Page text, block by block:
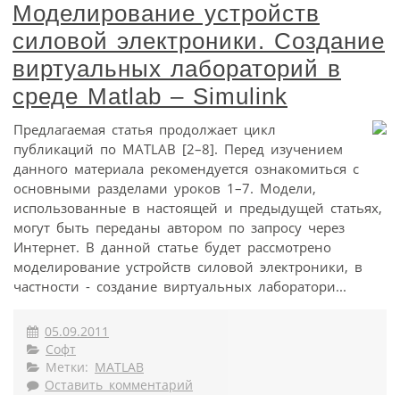
Моделирование устройств
силовой электроники. Создание
виртуальных лабораторий в
среде Matlab – Simulink
Предлагаемая статья продолжает цикл
публикаций по MATLAB [2–8]. Перед изучением
данного материала рекомендуется ознакомиться с
основными разделами уроков 1–7. Модели,
использованные в настоящей и предыдущей статьях,
могут быть переданы автором по запросу через
Интернет. В данной статье будет рассмотрено
моделирование устройств силовой электроники, в
частности - создание виртуальных лаборатори...
05.09.2011
Софт
Метки: MATLAB
Оставить комментарий